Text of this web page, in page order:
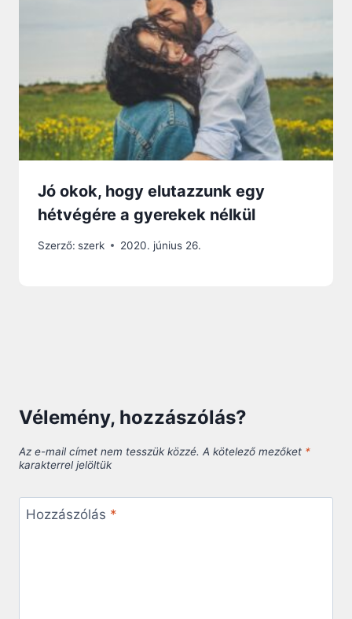
Jó okok, hogy elutazzunk egy
hétvégére a gyerekek nélkül
Szerző: szerk 2020. június 26.
Vélemény, hozzászólás?
Az e-mail címet nem tesszük közzé. A kötelező mezőket *
karakterrel jelöltük
Hozzászólás *